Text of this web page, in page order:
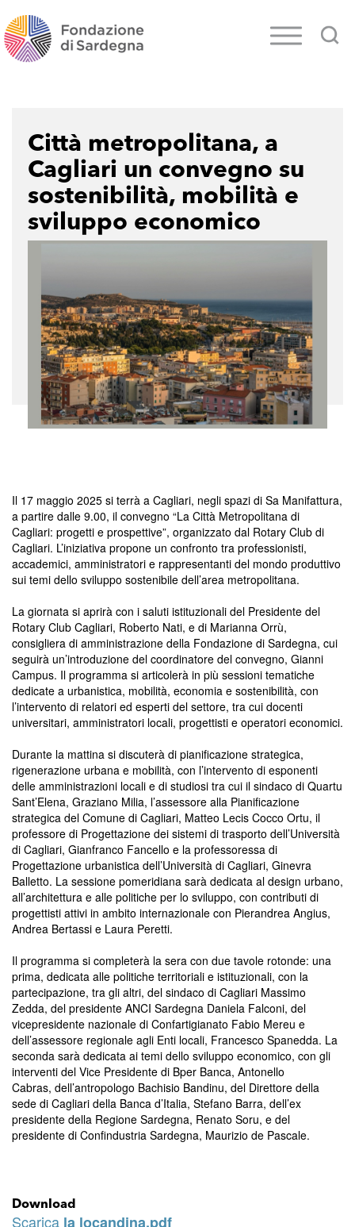
Città metropolitana, a
Cagliari un convegno su
sostenibilità, mobilità e
sviluppo economico
Il 17 maggio 2025 si terrà a Cagliari, negli spazi di Sa Manifattura,
a partire dalle 9.00, il convegno “La Città Metropolitana di
Cagliari: progetti e prospettive”, organizzato dal Rotary Club di
Cagliari. L’iniziativa propone un confronto tra professionisti,
accademici, amministratori e rappresentanti del mondo produttivo
sui temi dello sviluppo sostenibile dell’area metropolitana.
La giornata si aprirà con i saluti istituzionali del Presidente del
Rotary Club Cagliari, Roberto Nati, e di Marianna Orrù,
consigliera di amministrazione della Fondazione di Sardegna, cui
seguirà un’introduzione del coordinatore del convegno, Gianni
Campus. Il programma si articolerà in più sessioni tematiche
dedicate a urbanistica, mobilità, economia e sostenibilità, con
l’intervento di relatori ed esperti del settore, tra cui docenti
universitari, amministratori locali, progettisti e operatori economici.
Durante la mattina si discuterà di pianificazione strategica,
rigenerazione urbana e mobilità, con l’intervento di esponenti
delle amministrazioni locali e di studiosi tra cui il sindaco di Quartu
Sant’Elena, Graziano Milia, l’assessore alla Pianificazione
strategica del Comune di Cagliari, Matteo Lecis Cocco Ortu, il
professore di Progettazione dei sistemi di trasporto dell’Università
di Cagliari, Gianfranco Fancello e la professoressa di
Progettazione urbanistica dell’Università di Cagliari, Ginevra
Balletto. La sessione pomeridiana sarà dedicata al design urbano,
all’architettura e alle politiche per lo sviluppo, con contributi di
progettisti attivi in ambito internazionale con Pierandrea Angius,
Andrea Bertassi e Laura Peretti.
Il programma si completerà la sera con due tavole rotonde: una
prima, dedicata alle politiche territoriali e istituzionali, con la
partecipazione, tra gli altri, del sindaco di Cagliari Massimo
Zedda, del presidente ANCI Sardegna Daniela Falconi, del
vicepresidente nazionale di Confartigianato Fabio Mereu e
dell’assessore regionale agli Enti locali, Francesco Spanedda. La
seconda sarà dedicata ai temi dello sviluppo economico, con gli
interventi del Vice Presidente di Bper Banca, Antonello
Cabras, dell’antropologo Bachisio Bandinu, del Direttore della
sede di Cagliari della Banca d’Italia, Stefano Barra, dell’ex
presidente della Regione Sardegna, Renato Soru, e del
presidente di Confindustria Sardegna, Maurizio de Pascale.
Download
Scarica la locandina.pdf